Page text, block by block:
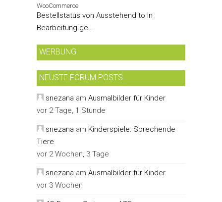
WooCommerce
Bestellstatus von Ausstehend to In
Bearbeitung ge...
WERBUNG
NEUSTE FORUM POSTS
snezana am Ausmalbilder für Kinder
vor 2 Tage, 1 Stunde
snezana am Kinderspiele: Sprechende
Tiere
vor 2 Wochen, 3 Tage
snezana am Ausmalbilder für Kinder
vor 3 Wochen